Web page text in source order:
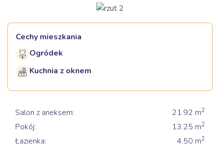
Cechy mieszkania
Ogródek
Kuchnia z oknem
Salon z aneksem: 21.92 m2
Pokój: 13.25 m2
Łazienka: 4.50 m2